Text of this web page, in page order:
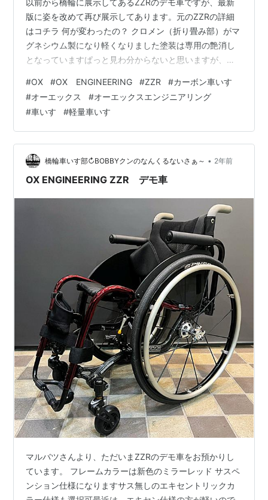
以前から橋輪に展示してあるZZRのデモ車ですが、最新
版に姿を改めて再び展示してあります。元のZZRの詳細
はコチラ 何が変わったの？ クロメン（折り畳み部）がマ
グネシウム製になり軽くなりました塗装は専用の艶消し
となっていますぱっと見わ分からないと思いますが、軽
もたれのレザーも軽量タイプに変更標準装備より75グラ
ムの軽量化赤ステッチも入って格好良いですね！赤い部
分は他にブラウンとブラックの選択ができますこの軽量
レザーはオプション設定 マグネシウムとカーボンのコラ
ボレーション 現車を展示してありますので、気になる方
はご来店いただき、見て触って乗って…
#OX #OX ENGINEERING #ZZR #カーボン車いす
#オーエックス #オーエックスエンジニアリング
#車いす #軽量車いす
橋輪車いす部↻BOBBYクンのなんくるないさぁ～ • 2年前
OX ENGINEERING ZZR デモ車
マルバツさんより、ただいまZZRのデモ車をお預かりし
ています。 フレームカラーは新色のミラーレッド サスペ
ンション仕様になりますサス無しのエキセントリックカ